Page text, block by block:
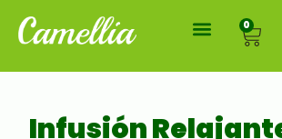
0
Infusión